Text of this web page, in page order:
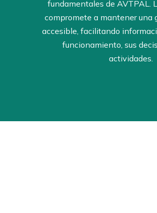
fundamentales de AVTPAL.
compromete a mantener una
accesible, facilitando
funcionamiento, sus
actividades.